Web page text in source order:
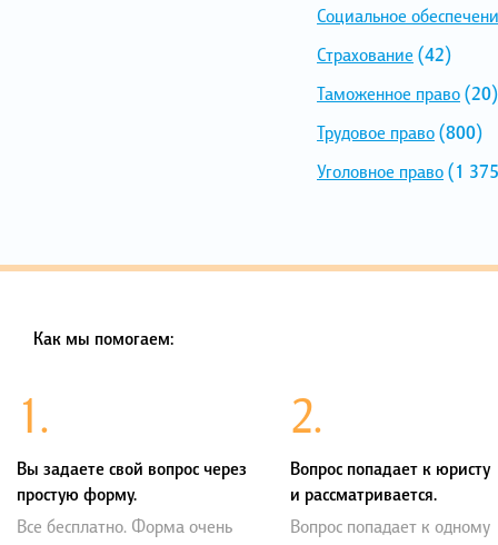
Социальное
Страхование (42)
Таможенное право(20)
Трудовое право(800)
Уголовное право(1
Как мы помогаем:
1.
Вы задаете свой вопрос через
простую форму.
Все бесплатно. Форма очень
2.
Вопрос попадает к юристу
и рассматривается.
Вопрос попадает к одному